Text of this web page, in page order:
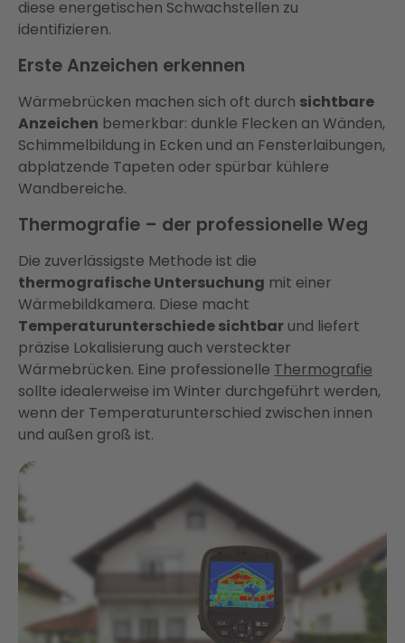
diese energetischen Schwachstellen zu
identifizieren.
Erste Anzeichen erkennen
Wärmebrücken machen sich oft durch sichtbare
Anzeichen bemerkbar: dunkle Flecken an Wänden,
Schimmelbildung in Ecken und an Fensterlaibungen,
abplatzende Tapeten oder spürbar kühlere
Wandbereiche.
Thermografie – der professionelle Weg
Die zuverlässigste Methode ist die
thermografische Untersuchung mit einer
Wärmebildkamera. Diese macht
Temperaturunterschiede sichtbar und liefert
präzise Lokalisierung auch versteckter
Wärmebrücken. Eine professionelle Thermografie
sollte idealerweise im Winter durchgeführt werden,
wenn der Temperaturunterschied zwischen innen
und außen groß ist.